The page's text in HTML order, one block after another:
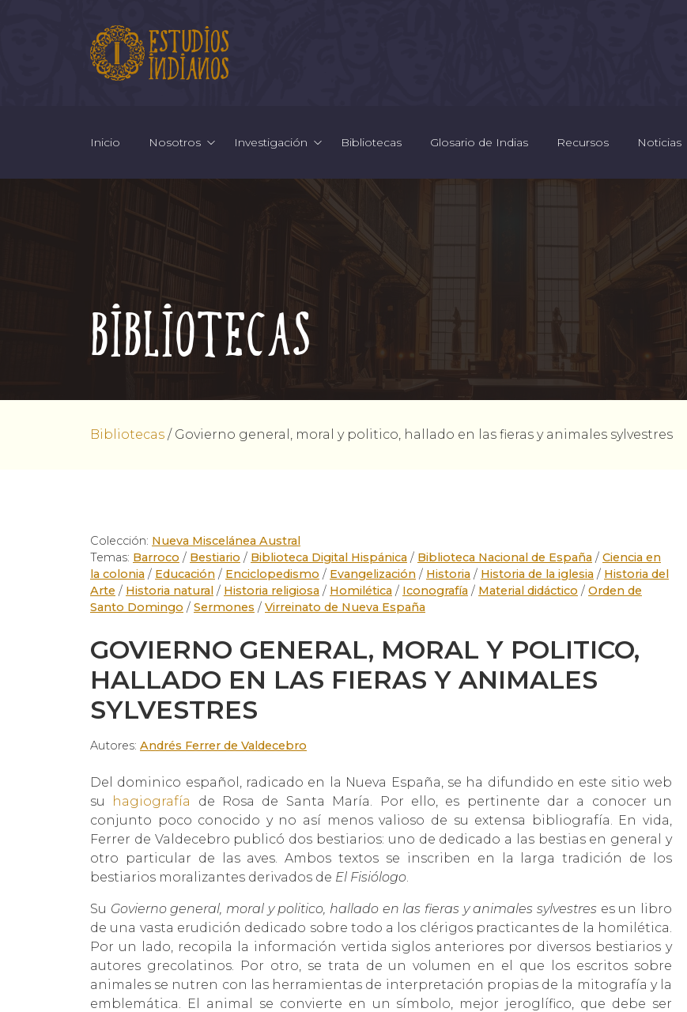
Inicio Nosotros Investigación Bibliotecas Glosario de Indias Recursos Noticias
Bibliotecas
Bibliotecas / Govierno general, moral y politico, hallado en las fieras y animales sylvestres
Colección: Nueva Miscelánea Austral
Temas: Barroco / Bestiario / Biblioteca Digital Hispánica / Biblioteca Nacional de España / Ciencia en
la colonia / Educación / Enciclopedismo / Evangelización / Historia / Historia de la iglesia / Historia del
Arte / Historia natural / Historia religiosa / Homilética / Iconografía / Material didáctico / Orden de
Santo Domingo / Sermones / Virreinato de Nueva España
GOVIERNO GENERAL, MORAL Y POLITICO,
HALLADO EN LAS FIERAS Y ANIMALES
SYLVESTRES
Autores: Andrés Ferrer de Valdecebro
Del dominico español, radicado en la Nueva España, se ha difundido en este sitio web
su hagiografía
de Rosa de Santa María. Por ello, es pertinente dar a conocer un
conjunto poco conocido y no así menos valioso de su extensa bibliografía. En vida,
Ferrer de Valdecebro publicó dos bestiarios: uno de dedicado a las bestias en general y
otro particular de las aves. Ambos textos se inscriben en la larga tradición de los
bestiarios moralizantes derivados de El Fisiólogo.
Su Govierno general, moral y politico, hallado en las fieras y animales sylvestres es un libro
de una vasta erudición dedicado sobre todo a los clérigos practicantes de la homilética.
Por un lado, recopila la información vertida siglos anteriores por diversos bestiarios y
autores grecolatinos. Por otro, se trata de un volumen en el que los escritos sobre
animales se nutren con las herramientas de interpretación propias de la mitografía y la
emblemática. El animal se convierte en un símbolo, mejor jeroglífico, que debe ser